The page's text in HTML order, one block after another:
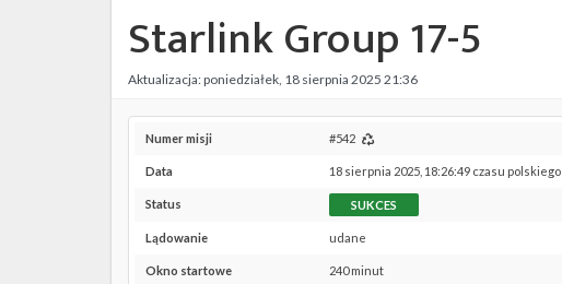
Starlink Group 17-5
Aktualizacja: poniedziałek, 18 sierpnia 2025 21:36
Numer misji #542
Data 18 sierpnia 2025, 18:26:49 czasu polskiego
Status SUKCES
Lądowanie udane
Okno startowe 240 minut